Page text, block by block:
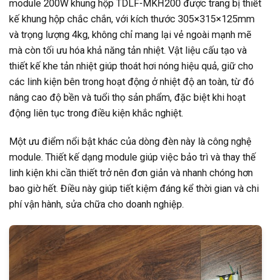
module 200W khung hộp TDLF-MKH200 được trang bị thiết
kế khung hộp chắc chắn, với kích thước 305×315×125mm
và trọng lượng 4kg, không chỉ mang lại vẻ ngoài mạnh mẽ
mà còn tối ưu hóa khả năng tản nhiệt. Vật liệu cấu tạo và
thiết kế khe tản nhiệt giúp thoát hơi nóng hiệu quả, giữ cho
các linh kiện bên trong hoạt động ở nhiệt độ an toàn, từ đó
nâng cao độ bền và tuổi thọ sản phẩm, đặc biệt khi hoạt
động liên tục trong điều kiện khắc nghiệt.
Một ưu điểm nổi bật khác của dòng đèn này là công nghệ
module. Thiết kế dạng module giúp việc bảo trì và thay thế
linh kiện khi cần thiết trở nên đơn giản và nhanh chóng hơn
bao giờ hết. Điều này giúp tiết kiệm đáng kể thời gian và chi
phí vận hành, sửa chữa cho doanh nghiệp.